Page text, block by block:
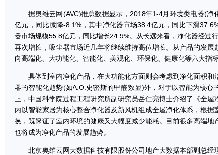
据奥维云网(AVC)推总数据显示，2018年1-4月环境类电器(净
亿元，同比微降-8.1%，其中净化器市场38.4亿元，同比下滑
器市场规模55.8亿元，同比增长24.9%。从长远来看，净化器经过
再次增长，吸尘器市场近几年将继续维持高位增长。从产品的发展
向高端化、大功能化、智能化、美观化、环保化、健康化等六大指
具体到室内净化产品，在大功能化方面则会考虑到净化面积和
器的智能化趋势(如A.O.史密斯的甲醛数显)外，对于以智能为核心
上，中国科学院过程工程研究所副研究员岳仁亮博士介绍了《全
内以智能家居为核心整合净化器及新风机组成全屋净化体系，根
换，既保证了室内环境的健康又大幅度减少能耗。目前很多高端地
也将成为净化产品的发展趋势。
北京奥维云网大数据科技有限股份公司地产大数据本部副总经